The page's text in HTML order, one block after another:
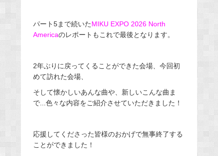
パート5まで続いたMIKU EXPO 2026 North
Americaのレポートもこれで最後となります。
2年ぶりに戻ってくることができた会場、今回初
めて訪れた会場、
そして懐かしいあんな曲や、新しいこんな曲ま
で...色々な内容をご紹介させていただきました！
応援してくださった皆様のおかげで無事終了する
ことができました！